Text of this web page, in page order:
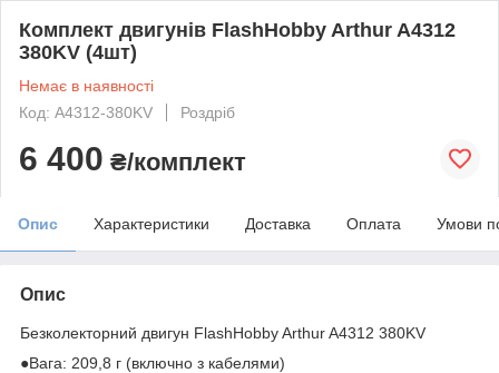
Комплект двигунів FlashHobby Arthur A4312
380KV (4шт)
Немає в наявності
Код: A4312-380KV
Роздріб
6 400 ₴/комплект
Опис Характеристики Доставка Оплата Умови
Опис
Безколекторний двигун FlashHobby Arthur A4312 380KV
●Вага: 209,8 г (включно з кабелями)